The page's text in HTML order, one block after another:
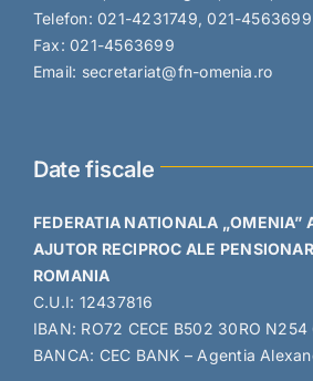
Telefon: 021-4231749, 021-4563699
Fax: 021-4563699
Email: secretariat@fn-omenia.ro
Date fiscale
FEDERATIA NATIONALA „OMENIA”
AJUTOR RECIPROC ALE
ROMANIA
C.U.I: 12437816
IBAN: RO72 CECE B502 30RO N254
BANCA: CEC BANK – Agentia